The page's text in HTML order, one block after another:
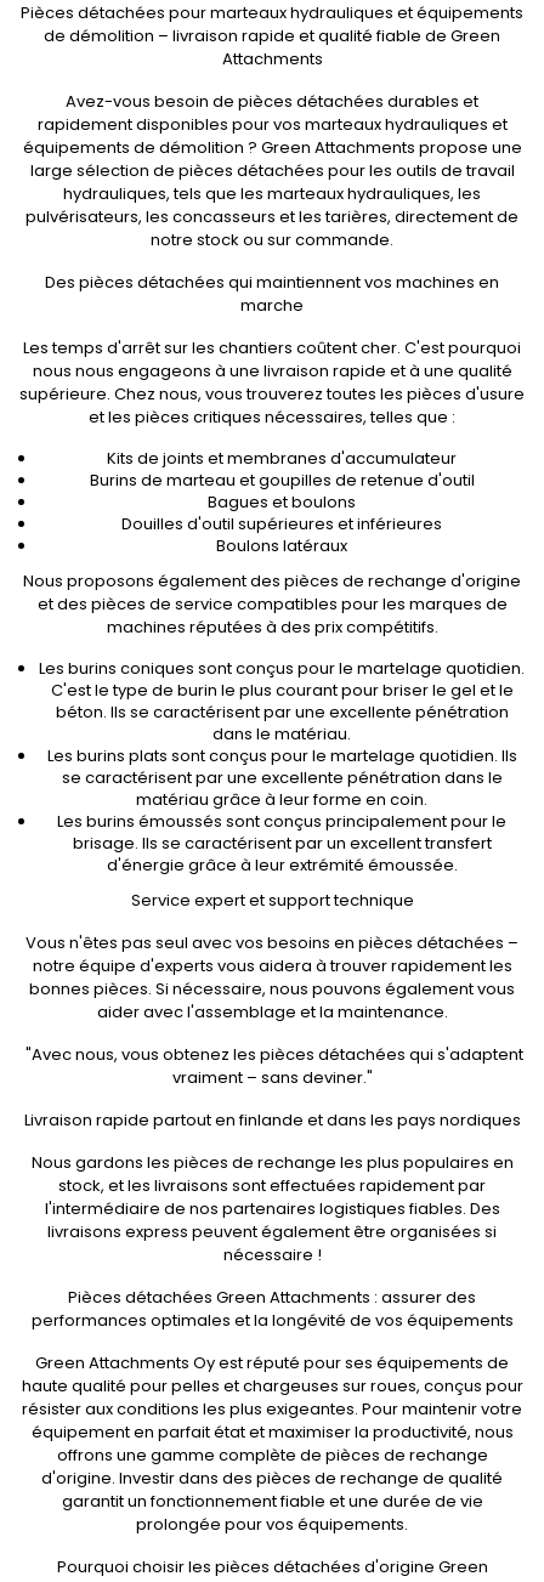
Pièces détachées pour marteaux hydrauliques et équipements
de démolition – livraison rapide et qualité fiable de Green
Attachments
Avez-vous besoin de pièces détachées durables et
rapidement disponibles pour vos marteaux hydrauliques et
équipements de démolition ? Green Attachments propose une
large sélection de pièces détachées pour les outils de travail
hydrauliques, tels que les marteaux hydrauliques, les
pulvérisateurs, les concasseurs et les tarières, directement de
notre stock ou sur commande.
Des pièces détachées qui maintiennent vos machines en
marche
Les temps d'arrêt sur les chantiers coûtent cher. C'est pourquoi
nous nous engageons à une livraison rapide et à une qualité
supérieure. Chez nous, vous trouverez toutes les pièces d'usure
et les pièces critiques nécessaires, telles que :
Kits de joints et membranes d'accumulateur
Burins de marteau et goupilles de retenue d'outil
Bagues et boulons
Douilles d'outil supérieures et inférieures
Boulons latéraux
Nous proposons également des pièces de rechange d'origine
et des pièces de service compatibles pour les marques de
machines réputées à des prix compétitifs.
Les burins coniques sont conçus pour le martelage quotidien.
C'est le type de burin le plus courant pour briser le gel et le
béton. Ils se caractérisent par une excellente pénétration
dans le matériau.
Les burins plats sont conçus pour le martelage quotidien. Ils
se caractérisent par une excellente pénétration dans le
matériau grâce à leur forme en coin.
Les burins émoussés sont conçus principalement pour le
brisage. Ils se caractérisent par un excellent transfert
d'énergie grâce à leur extrémité émoussée.
Service expert et support technique
Vous n'êtes pas seul avec vos besoins en pièces détachées –
notre équipe d'experts vous aidera à trouver rapidement les
bonnes pièces. Si nécessaire, nous pouvons également vous
aider avec l'assemblage et la maintenance.
"Avec nous, vous obtenez les pièces détachées qui s'adaptent
vraiment – sans deviner."
Livraison rapide partout en finlande et dans les pays nordiques
Nous gardons les pièces de rechange les plus populaires en
stock, et les livraisons sont effectuées rapidement par
l'intermédiaire de nos partenaires logistiques fiables. Des
livraisons express peuvent également être organisées si
nécessaire !
Pièces détachées Green Attachments : assurer des
performances optimales et la longévité de vos équipements
Green Attachments Oy est réputé pour ses équipements de
haute qualité pour pelles et chargeuses sur roues, conçus pour
résister aux conditions les plus exigeantes. Pour maintenir votre
équipement en parfait état et maximiser la productivité, nous
offrons une gamme complète de pièces de rechange
d'origine. Investir dans des pièces de rechange de qualité
garantit un fonctionnement fiable et une durée de vie
prolongée pour vos équipements.
Pourquoi choisir les pièces détachées d'origine Green